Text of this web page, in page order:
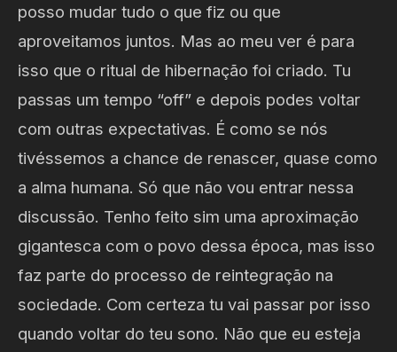
posso mudar tudo o que fiz ou que
aproveitamos juntos. Mas ao meu ver é para
isso que o ritual de hibernação foi criado. Tu
passas um tempo “off” e depois podes voltar
com outras expectativas. É como se nós
tivéssemos a chance de renascer, quase como
a alma humana. Só que não vou entrar nessa
discussão. Tenho feito sim uma aproximação
gigantesca com o povo dessa época, mas isso
faz parte do processo de reintegração na
sociedade. Com certeza tu vai passar por isso
quando voltar do teu sono. Não que eu esteja